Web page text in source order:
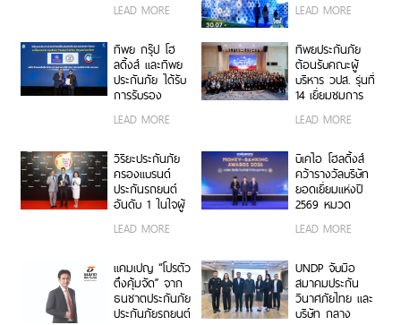
พันธมิตรเชิงกล
บริการประกันภัย
รูปแบบดิจิทัลเพื่อ
ประชาชน
LEAD MORE นิทรรศการยก
ห่วง ในงาน Hug
HeartYai 2026
LEAD MORE
ทิพย กรุ๊ป โฮ
ลดิ้งส์ และทิพย
ประกันภัย ได้รับ
การรับรอง
คาร์บอนฟุตพริ้
ตอกย้ำความเป็น
ผู้นำธุรกิจประกัน
ภัยที่ขับเคลื่อน
ความยั่งยืนตาม
LEAD MORE
ทิพยประกันภัย
ต้อนรับคณะผู้
บริหาร วปส. รุ่นที่
14 เยี่ยมชมการ
นวัตกรรมองค์กร
LEAD MORE
วิริยะประกันภัย
ครองแบรนด์
ประกันรถยนต์
อันดับ 1 ในใจผู้
บนเวที
Brand Thailand
2026”
LEAD MORE
บีเคไอ โฮลดิ้งส์
คว้ารางวัลบริษัท
ยอดเยี่ยมแห่งปี
2569 หมวด
และประกันชีวิต
ซ้อน จากงาน
Money &
Banking Awards
2026 ตอกย้ำ
LEAD MORE
แคมเปญ “โปรตัว
ตึงคุ้มจัด” จาก
ธนชาตประกันภัย
ประกันภัยรถยนต์
UNDP จับมือ
สมาคมประกัน
วินาศภัยไทย และ
บริษัท กลาง